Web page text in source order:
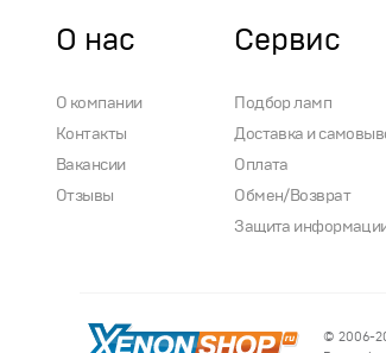
О нас
О компании
Контакты
Вакансии
Отзывы
Сервис
Подбор ламп
Доставка и
Оплата
Обмен/Возврат
Защита
© 2006-